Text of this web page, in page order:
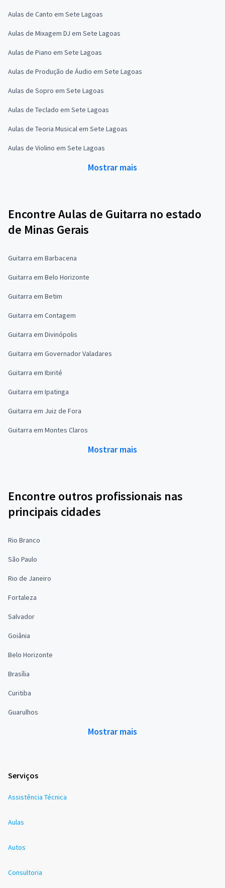
Aulas de Canto em Sete Lagoas
Aulas de Mixagem DJ em Sete Lagoas
Aulas de Piano em Sete Lagoas
Aulas de Produção de Áudio em Sete Lagoas
Aulas de Sopro em Sete Lagoas
Aulas de Teclado em Sete Lagoas
Aulas de Teoria Musical em Sete Lagoas
Aulas de Violino em Sete Lagoas
Mostrar mais
Encontre Aulas de Guitarra no estado
de Minas Gerais
Guitarra em Barbacena
Guitarra em Belo Horizonte
Guitarra em Betim
Guitarra em Contagem
Guitarra em Divinópolis
Guitarra em Governador Valadares
Guitarra em Ibirité
Guitarra em Ipatinga
Guitarra em Juiz de Fora
Guitarra em Montes Claros
Mostrar mais
Encontre outros profissionais nas
principais cidades
Rio Branco
São Paulo
Rio de Janeiro
Fortaleza
Salvador
Goiânia
Belo Horizonte
Brasília
Curitiba
Guarulhos
Mostrar mais
Serviços
Assistência Técnica
Aulas
Autos
Consultoria